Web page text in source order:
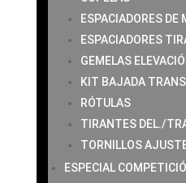
ESPACIADORES
ESPACIADORES
GEMELAS
KIT BAJADA
RÓTULAS
TIRANTES DEL./
TORNILLOS
ESPECIAL